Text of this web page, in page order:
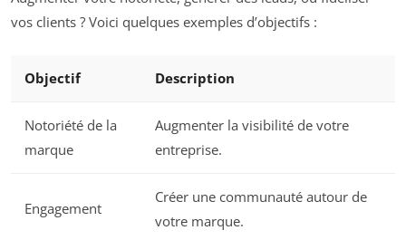
vos clients ? Voici quelques exemples d’objectifs :
Objectif Description
Notoriété de la
marque
Augmenter la visibilité de votre
entreprise.
Engagement
Créer une communauté autour de
votre marque.